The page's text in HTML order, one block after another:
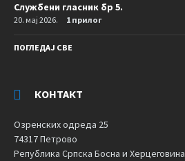
Службени гласник бр 5.
20. мај 2026. 1 прилог
ПОГЛЕДАЈ СВЕ
КОНТАКТ
Озренских одреда 25
74317 Петрово
Република Српска Босна и Херцеговина